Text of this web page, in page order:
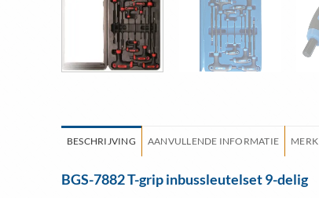
BESCHRIJVING AANVULLENDE INFORMATIE MERK
BGS-7882 T-grip inbussleutelset 9-delig